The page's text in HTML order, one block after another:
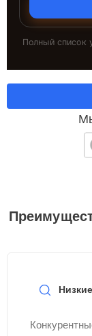
Полный список